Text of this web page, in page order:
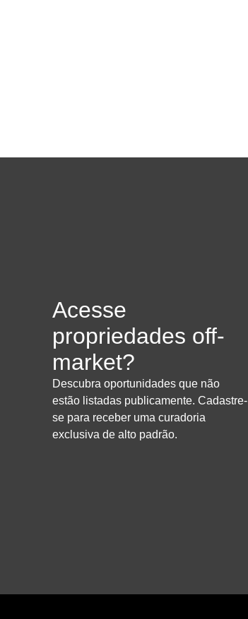
Acesse
propriedades off-
market?
Descubra oportunidades que não
estão listadas publicamente. Cadastre-
se para receber uma curadoria
exclusiva de alto padrão.